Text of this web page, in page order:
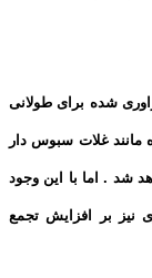
شده برای طولانی
مانند غلات سبوس دار
شد . اما با این وجود
نیز بر افزایش تجمع